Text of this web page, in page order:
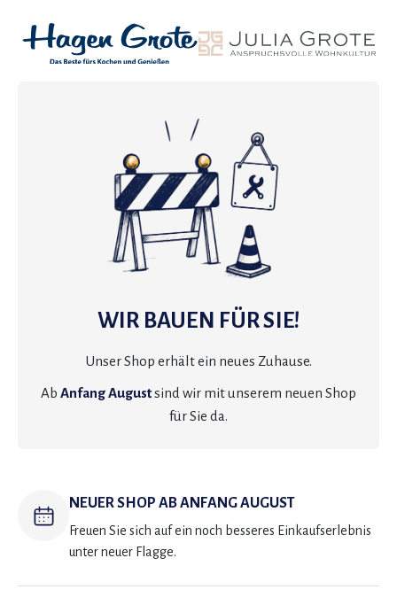
WIR BAUEN FÜR SIE!
Unser Shop erhält ein neues Zuhause.
Ab Anfang Augustsind wir mit unserem neuen Shop
für Sie da.
NEUER SHOP AB ANFANG AUGUST
Freuen Sie sich auf ein noch besseres Einkaufserlebnis
unter neuer Flagge.